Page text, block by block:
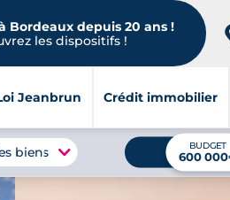
Bordeaux depuis 20 ans !
les dispositifs !
Jeanbrun Crédit immobilier
biens BUDGET
600